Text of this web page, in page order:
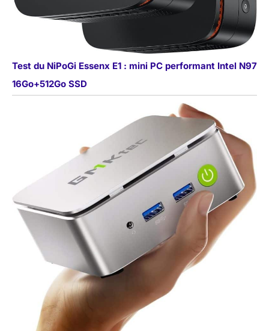
Test du NiPoGi Essenx E1 : mini PC performant Intel N97
16Go+512Go SSD